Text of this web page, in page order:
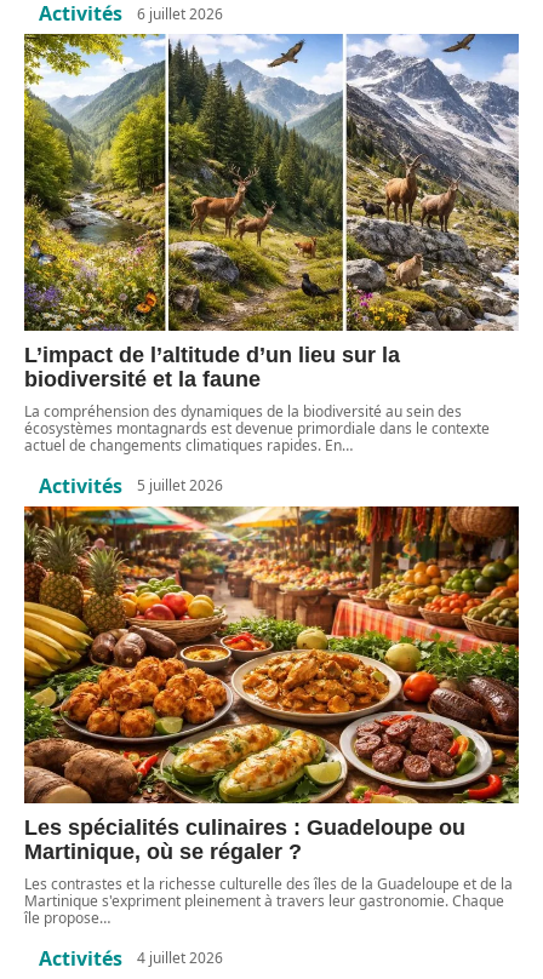
Activités 6 juillet 2026
L’impact de l’altitude d’un lieu sur la
biodiversité et la faune
La compréhension des dynamiques de la biodiversité au sein des
écosystèmes montagnards est devenue primordiale dans le contexte
actuel de changements climatiques rapides. En…
Activités 5 juillet 2026
Les spécialités culinaires : Guadeloupe ou
Martinique, où se régaler ?
Les contrastes et la richesse culturelle des îles de la Guadeloupe et de la
Martinique s'expriment pleinement à travers leur gastronomie. Chaque
île propose…
Activités 4 juillet 2026